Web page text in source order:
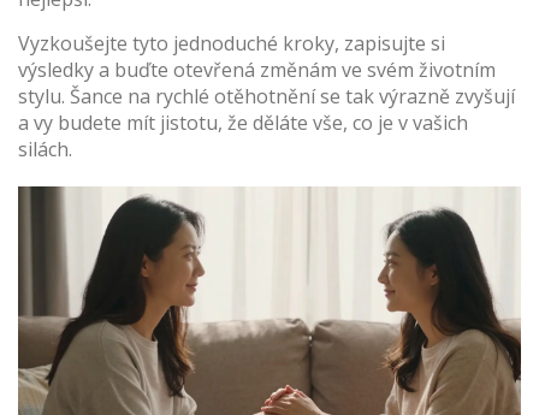
Vyzkoušejte tyto jednoduché kroky, zapisujte si
výsledky a buďte otevřená změnám ve svém životním
stylu. Šance na rychlé otěhotnění se tak výrazně zvyšují
a vy budete mít jistotu, že děláte vše, co je v vašich
silách.